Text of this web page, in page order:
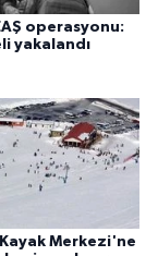
operasyonu:
yakalandı
Kayak Merkezi'ne